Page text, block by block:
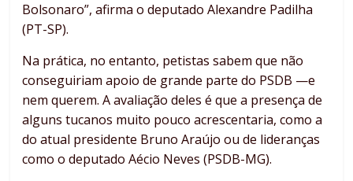
Bolsonaro”, afirma o deputado Alexandre Padilha
(PT-SP).
Na prática, no entanto, petistas sabem que não
conseguiriam apoio de grande parte do PSDB —e
nem querem. A avaliação deles é que a presença de
alguns tucanos muito pouco acrescentaria, como a
do atual presidente Bruno Araújo ou de lideranças
como o deputado Aécio Neves (PSDB-MG).